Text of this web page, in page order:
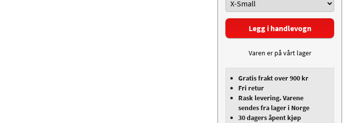
Legg i handlevogn
Varen er på vårt lager
Gratis frakt over 900 kr
Fri retur
Rask levering. Varene
sendes fra lager i Norge
30 dagers åpent kjøp